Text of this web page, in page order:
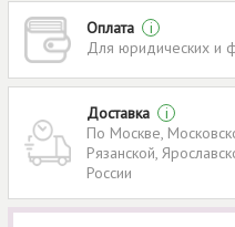
Оплата
i
Для юридических и
Доставка
i
По Москве,
Рязанской,
России